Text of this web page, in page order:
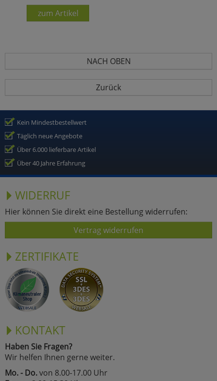
zum Artikel
NACH OBEN
Zurück
Kein Mindestbestellwert
Täglich neue Angebote
Über 6.000 lieferbare Artikel
Über 40 Jahre Erfahrung
WIDERRUF
Hier können Sie direkt eine Bestellung widerrufen:
Vertrag widerrufen
ZERTIFIKATE
KONTAKT
Haben Sie Fragen?
Wir helfen Ihnen gerne weiter.
Mo. - Do.von 8.00-17.00 Uhr